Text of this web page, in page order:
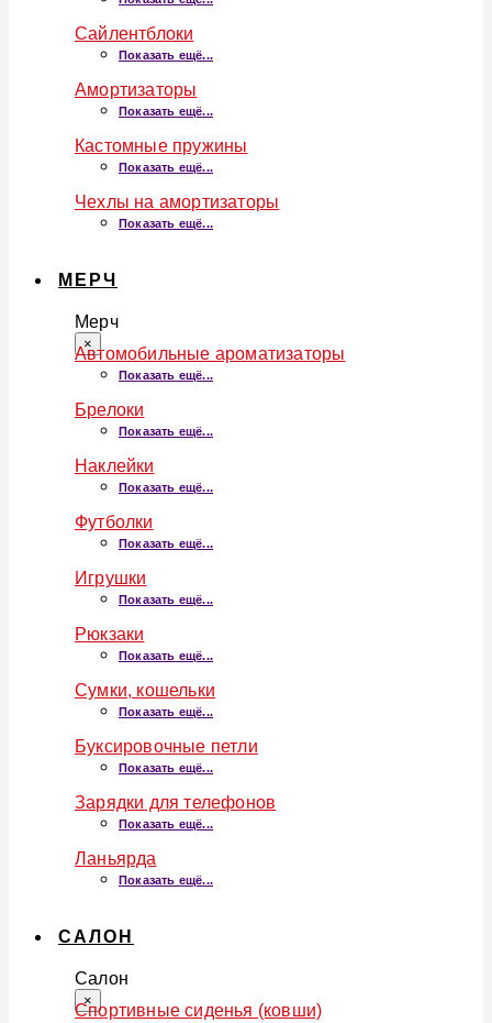
Сайлентблоки
Показать ещё...
Амортизаторы
Показать ещё...
Кастомные пружины
Показать ещё...
Чехлы на амортизаторы
Показать ещё...
МЕРЧ
Мерч
×
Автомобильные ароматизаторы
Показать ещё...
Брелоки
Показать ещё...
Наклейки
Показать ещё...
Футболки
Показать ещё...
Игрушки
Показать ещё...
Рюкзаки
Показать ещё...
Сумки, кошельки
Показать ещё...
Буксировочные петли
Показать ещё...
Зарядки для телефонов
Показать ещё...
Ланьярда
Показать ещё...
САЛОН
Салон
×
Спортивные сиденья (ковши)